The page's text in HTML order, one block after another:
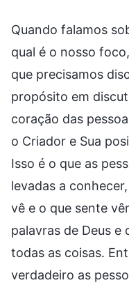
Quando falamos
qual é o nosso
que precisamos
propósito em
coração das
o Criador e Sua
Isso é o que as
levadas a
vê e o que sente
palavras de Deus e
todas as coisas.
verdadeiro as